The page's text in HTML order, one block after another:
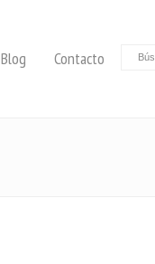
Blog Contacto